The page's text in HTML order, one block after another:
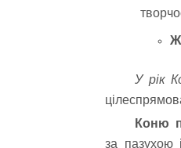
У рік
Коню
за пазухою